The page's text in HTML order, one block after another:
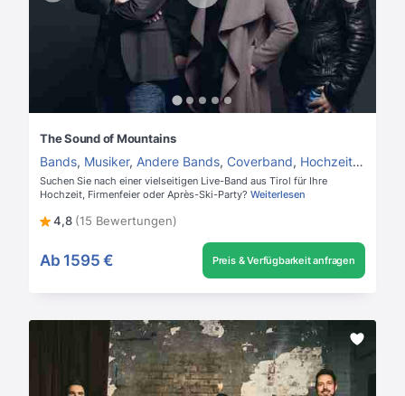
The Sound of Mountains
Bands, Musiker, Andere Bands, Coverband, Hochzeitsband
Suchen Sie nach einer vielseitigen Live-Band aus Tirol für Ihre
Hochzeit, Firmenfeier oder Après-Ski-Party? Weiterlesen
4,8 (15 Bewertungen)
Ab 1595 € Preis & Verfügbarkeit anfragen